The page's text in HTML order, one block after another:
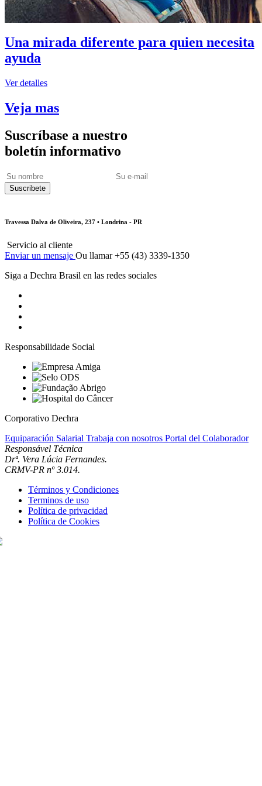
Una mirada diferente para quien necesita
ayuda
Ver detalles
Veja mas
Suscríbase a nuestro
boletín informativo
Travessa Dalva de Oliveira, 237 • Londrina - PR
Servicio al cliente
Enviar un mensaje Ou llamar +55 (43) 3339-1350
Siga a Dechra Brasil en las redes sociales
Responsabilidade Social
Corporativo Dechra
Equiparación Salarial Trabaja con nosotros Portal del Colaborador
Responsável Técnica
Drª. Vera Lúcia Fernandes.
CRMV-PR nº 3.014.
Términos y Condiciones
Terminos de uso
Política de privacidad
Política de Cookies